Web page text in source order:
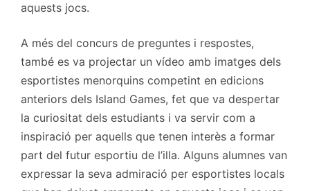
aquests jocs.
A més del concurs de preguntes i respostes,
també es va projectar un vídeo amb imatges dels
esportistes menorquins competint en edicions
anteriors dels Island Games, fet que va despertar
la curiositat dels estudiants i va servir com a
inspiració per aquells que tenen interès a formar
part del futur esportiu de l’illa. Alguns alumnes van
expressar la seva admiració per esportistes locals